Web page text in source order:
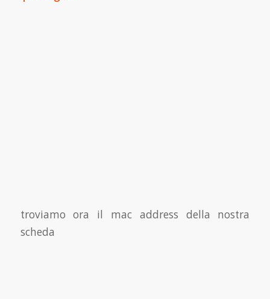
troviamo ora il mac address della nostra
scheda